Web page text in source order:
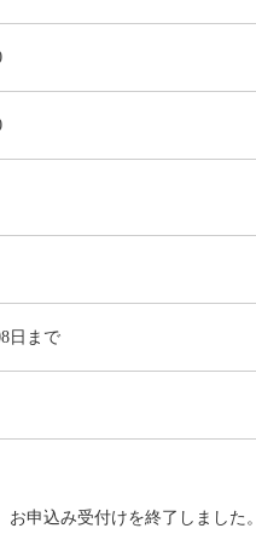
日まで
お申込み受付けを終了しました。